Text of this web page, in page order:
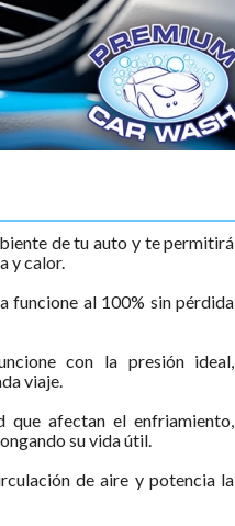
de tu auto y te permitirá
y calor.
funcione al 100% sin pérdida
con la presión ideal,
viaje.
que afectan el enfriamiento,
su vida útil.
de aire y potencia la